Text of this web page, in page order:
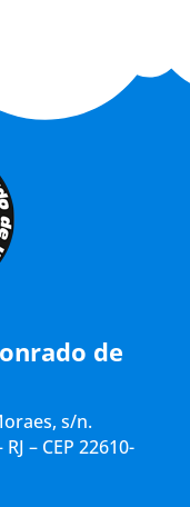
de
s/n.
– CEP 22610-